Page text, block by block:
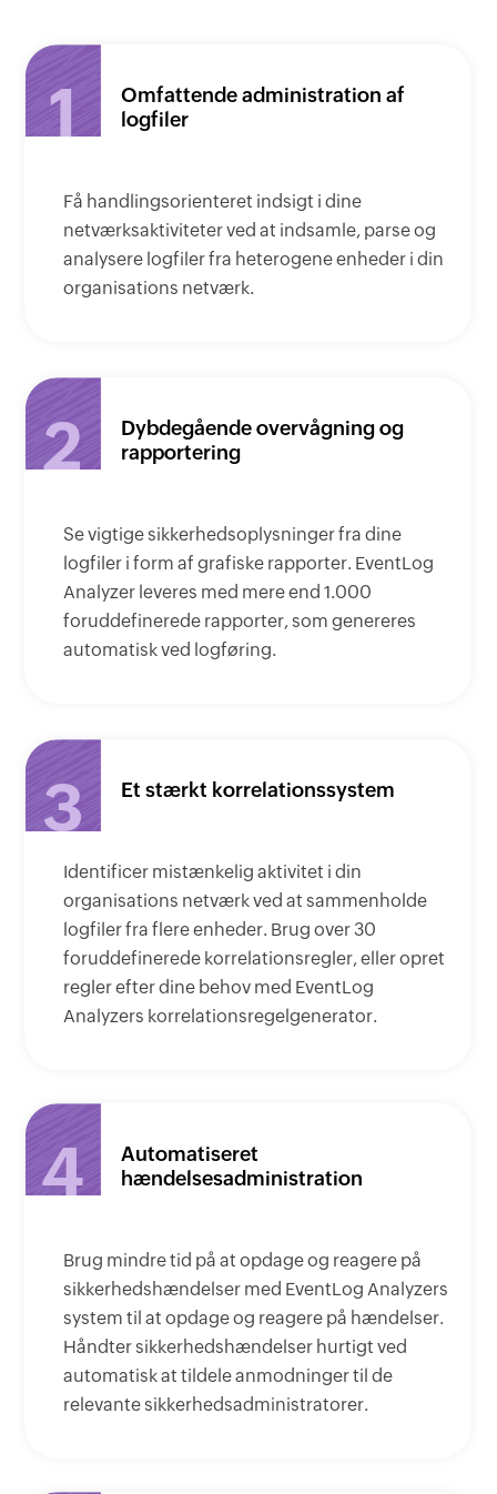
1
Omfattende administration af
logfiler
Få handlingsorienteret indsigt i dine
netværksaktiviteter ved at indsamle, parse og
analysere logfiler fra heterogene enheder i din
organisations netværk.
2
Dybdegående overvågning og
rapportering
Se vigtige sikkerhedsoplysninger fra dine
logfiler i form af grafiske rapporter. EventLog
Analyzer leveres med mere end 1.000
foruddefinerede rapporter, som genereres
automatisk ved logføring.
3 Et stærkt korrelationssystem
Identificer mistænkelig aktivitet i din
organisations netværk ved at sammenholde
logfiler fra flere enheder. Brug over 30
foruddefinerede korrelationsregler, eller opret
regler efter dine behov med EventLog
Analyzers korrelationsregelgenerator.
4
Automatiseret
hændelsesadministration
Brug mindre tid på at opdage og reagere på
sikkerhedshændelser med EventLog Analyzers
system til at opdage og reagere på hændelser.
Håndter sikkerhedshændelser hurtigt ved
automatisk at tildele anmodninger til de
relevante sikkerhedsadministratorer.